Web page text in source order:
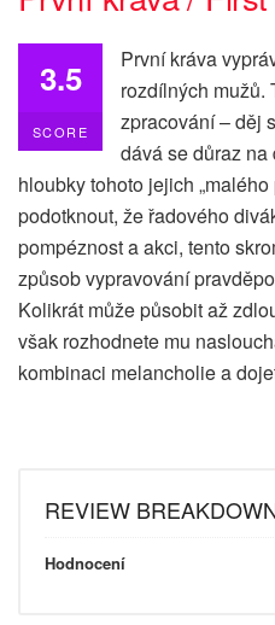
3.5
SCORE
První kráva
rozdílných mužů.
zpracování – děj
dává se důraz
hloubky tohoto jejich
podotknout, že řadového
pompéznost a akci, tento
způsob vypravování
Kolikrát může působit až
však rozhodnete mu
kombinaci melancholie a
REVIEW
Hodnocení